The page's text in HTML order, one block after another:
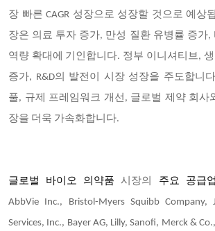
장 빠른 CAGR 성장으로 성장할 것으로 예상
장은 의료 투자 증가, 만성 질환 유병률 증가,
역량 확대에 기인합니다. 정부 이니셔티브,
증가, R&D의 발전이 시장 성장을 주도합니
풀, 규제 프레임워크 개선, 글로벌 제약 회사
장을 더욱 가속화합니다.
글로벌 바이오 의약품시장의 주요 공급업
AbbVie Inc., Bristol-Myers Squibb Company,
Services, Inc., Bayer AG, Lilly, Sanofi, Merck &